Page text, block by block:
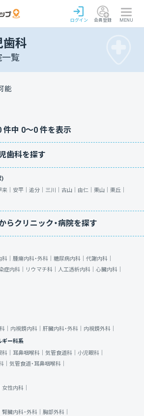
ログイン 会員登録 MENU
歯科
一覧
能
件中 0〜0件を表示
歯科を探す
)
来｜ 安平｜ 追分｜ 三川｜ 古山｜ 由仁｜ 栗山｜ 栗丘｜
らクリニック・病院を探す
｜ 腫瘍内科・外科｜ 糖尿病内科｜ 代謝内科｜
症内科｜ リウマチ科｜ 人工透析内科｜ 心臓内科｜
｜ 内視鏡内科｜ 肝臓内科・外科｜ 内視鏡外科｜
ギー科系
科｜ 耳鼻咽喉科｜ 気管食道科｜ 小児眼科｜
｜ 気管食道・耳鼻咽喉科｜
女性内科｜
腎臓内科・外科｜ 胸部外科｜